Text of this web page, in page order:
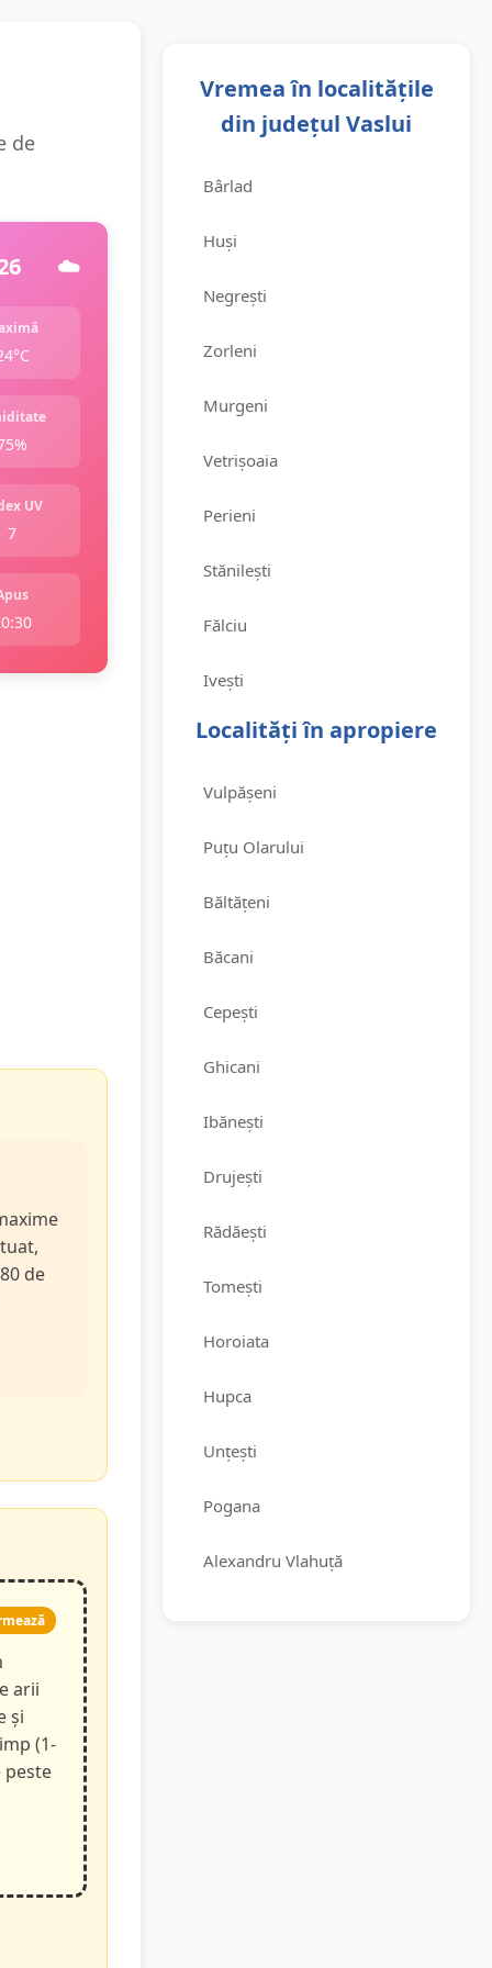
de
☁️
UV
7
de
arii
și
(1-
peste
Vremea în localitățile
din județul Vaslui
Bârlad
Huși
Negrești
Zorleni
Murgeni
Vetrișoaia
Perieni
Stănilești
Fălciu
Ivești
Localități în apropiere
Vulpășeni
Puțu Olarului
Băltățeni
Băcani
Cepești
Ghicani
Ibănești
Drujești
Rădăești
Tomești
Horoiata
Hupca
Unțești
Pogana
Alexandru Vlahuță